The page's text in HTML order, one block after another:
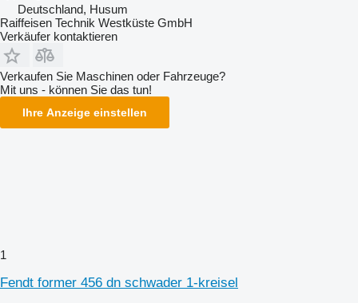
Deutschland, Husum
Raiffeisen Technik Westküste GmbH
Verkäufer kontaktieren
Verkaufen Sie Maschinen oder Fahrzeuge?
Mit uns - können Sie das tun!
Ihre Anzeige einstellen
1
Fendt former 456 dn schwader 1-kreisel